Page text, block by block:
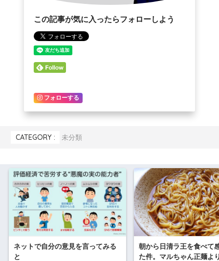
この記事が気に入ったらフォローしよう
フォローする
CATEGORY : 未分類
ネットで自分の意見を言ってみる
と
朝から日清ラ王を食べて
た件。マルちゃん正麺よ